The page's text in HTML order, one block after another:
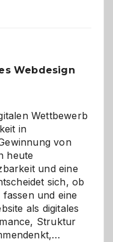
Webdesign
Wettbewerb
in
von
heute
und eine
sich, ob
und eine
als digitales
Struktur